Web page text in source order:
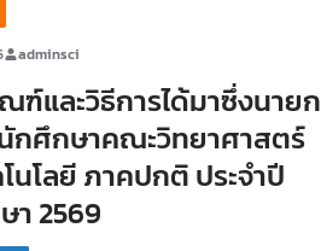
adminsci
ฑ์และวิธีการได้มาซึ่งนายก
กศึกษาคณะวิทยาศาสตร์
โนโลยี ภาคปกติ ประจำปี
า 2569